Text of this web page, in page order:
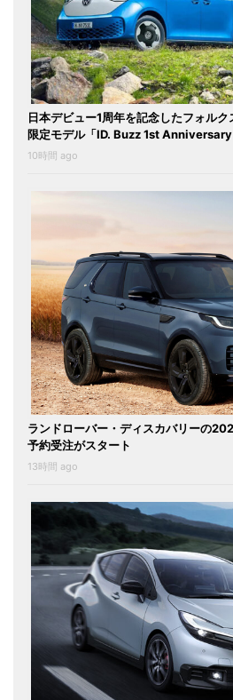
日本デビュー1周年を記念したフォル
限定モデル「ID. Buzz 1st
10時間 ago
ランドローバー・ディスカバリーの
予約受注がスタート
13時間 ago